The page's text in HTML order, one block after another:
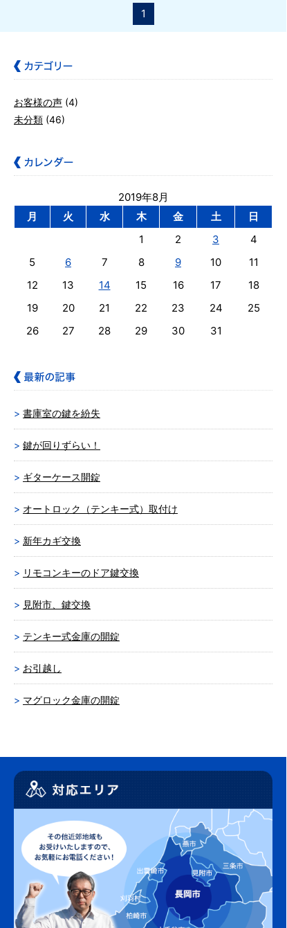
1
お客様の声 (4)
未分類 (46)
2019年8月
月
火 水 木 金 土
日
1
2 3
4
5
6 7 8 9 10
11
12
13 14 15 16 17
18
19
20 21 22 23 24
25
26
27 28 29 30 31
書庫室の鍵を紛失
鍵が回りずらい！
ギターケース開錠
オートロック（テンキー式）取付け
新年カギ交換
リモコンキーのドア鍵交換
見附市、鍵交換
テンキー式金庫の開錠
お引越し
マグロック金庫の開錠